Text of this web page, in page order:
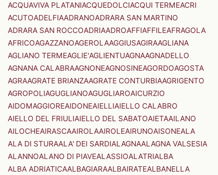
ACQUAVIVA PLATANIACQUEDOLCIACQUI TERMEACRI
ACUTOADELFIAADRANOADRARA SAN MARTINO
ADRARA SAN ROCCOADRIAADROAFFIAFFILEAFRAGOLA
AFRICOAGAZZANOAGEROLAAGGIUSAGIRAAGLIANA
AGLIANO TERMEAGLIE'AGLIENTUAGNAAGNADELLO
AGNANA CALABRAAGNONEAGNOSINEAGORDOAGOSTA
AGRAAGRATE BRIANZAAGRATE CONTURBIAAGRIGENTO
AGROPOLIAGUGLIANOAGUGLIAROAICURZIO
AIDOMAGGIOREAIDONEAIELLIAIELLO CALABRO
AIELLO DEL FRIULIAIELLO DEL SABATOAIETAAILANO
AILOCHEAIRASCAAIROLAAIROLEAIRUNOAISONEALA
ALA DI STURAALA' DEI SARDIALAGNAALAGNA VALSESIA
ALANNOALANO DI PIAVEALASSIOALATRIALBA
ALBA ADRIATICAALBAGIARAALBAIRATEALBANELLA